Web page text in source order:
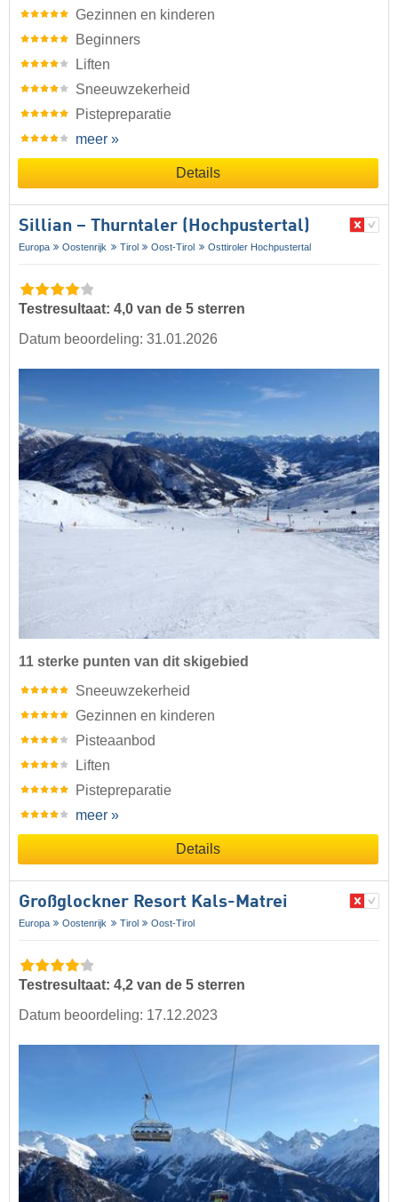
Gezinnen en kinderen
Beginners
Liften
Sneeuwzekerheid
Pistepreparatie
meer »
Details
Sillian – Thurntaler (Hochpustertal)
Europa Oostenrijk Tirol Oost-Tirol Osttiroler Hochpustertal
Testresultaat: 4,0 van de 5 sterren
Datum beoordeling: 31.01.2026
11 sterke punten van dit skigebied
Sneeuwzekerheid
Gezinnen en kinderen
Pisteaanbod
Liften
Pistepreparatie
meer »
Details
Großglockner Resort Kals-Matrei
Europa Oostenrijk Tirol Oost-Tirol
Testresultaat: 4,2 van de 5 sterren
Datum beoordeling: 17.12.2023